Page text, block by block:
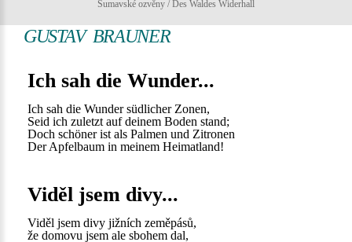
Šumavské ozvěny / Des Waldes Widerhall
GUSTAV BRAUNER
Ich sah die Wunder...
Ich sah die Wunder südlicher Zonen,
Seid ich zuletzt auf deinem Boden stand;
Doch schöner ist als Palmen und Zitronen
Der Apfelbaum in meinem Heimatland!
Viděl jsem divy...
Viděl jsem divy jižních zeměpásů,
že domovu jsem ale sbohem dal,